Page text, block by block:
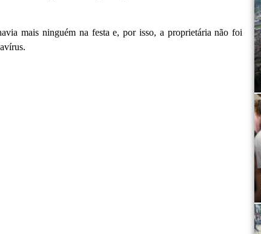
mais ninguém na festa e, por isso, a proprietária não foi